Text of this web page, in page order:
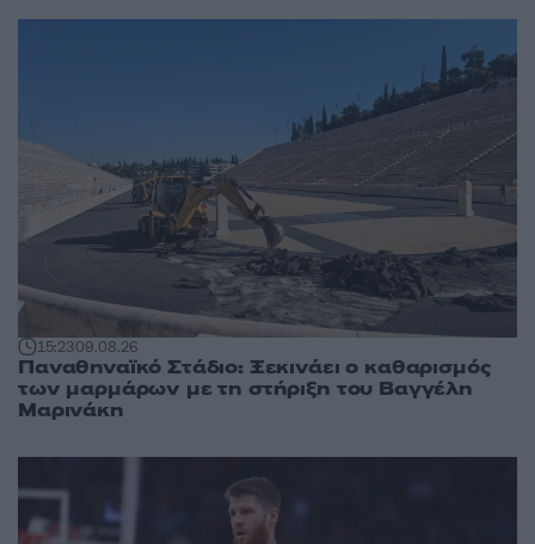
15:2309.08.26
Παναθηναϊκό Στάδιο: Ξεκινάει ο καθαρισμός
των μαρμάρων με τη στήριξη του Βαγγέλη
Μαρινάκη